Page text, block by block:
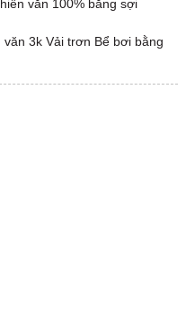
văn 100% bằng sợi
3k Vải trơn Bể bơi bằng